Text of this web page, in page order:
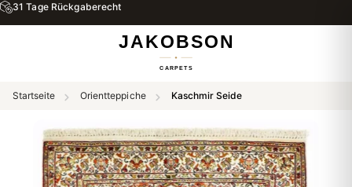
31 Tage Rückgaberecht
Startseite Orientteppiche Kaschmir Seide